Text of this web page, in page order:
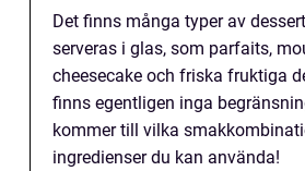
Det finns många typer av
serveras i glas, som parfaits,
cheesecake och friska fruktiga
finns egentligen inga
kommer till vilka
ingredienser du kan använda!